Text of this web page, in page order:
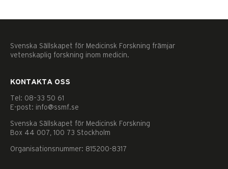
Svenska Sällskapet för Medicinsk Forskning främjar
vetenskaplig forskning inom medicin.
KONTAKTA OSS
Tel: 08–33 50 61
E-post: info@ssmf.se
Svenska Sällskapet för Medicinsk Forskning
Box 44 007, 100 73 Stockholm
Organisationsnummer: 815200-8317